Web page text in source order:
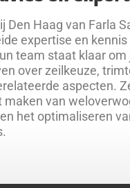
Den Haag van Farla
expertise en
team staat klaar om
over zeilkeuze,
aspecten.
maken van
het optimaliseren